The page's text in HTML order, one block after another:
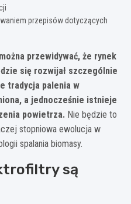
przepisów dotyczących
przewidywać, że rynek
się rozwijał szczególnie
tradycja palenia w
a jednocześnie istnieje
powietrza. Nie będzie to
stopniowa ewolucja w
spalania biomasy.
są